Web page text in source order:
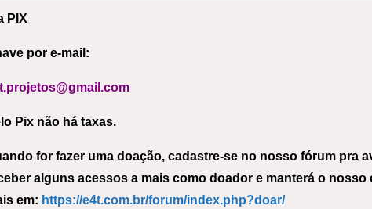
PIX
por e-mail:
Pix não há taxas.
for fazer uma doação, cadastre-se no nosso fórum pra
alguns acessos a mais como doador e manterá o
em: https://e4t.com.br/forum/index.php?doar/